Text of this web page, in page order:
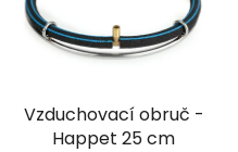
Vzduchovací obruč -
Happet 25 cm